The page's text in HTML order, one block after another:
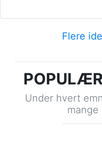
Flere
Under hvert
mange